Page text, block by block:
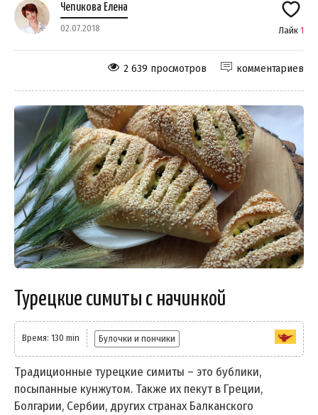
Чепикова Елена
02.07.2018 Лайк 1
комментариев
2 639 просмотров
Турецкие симиты с начинкой
Время: 130 min Булочки и пончики
Традиционные турецкие симиты – это бублики,
посыпанные кунжутом. Также их пекут в Греции,
Болгарии, Сербии, других странах Балканского